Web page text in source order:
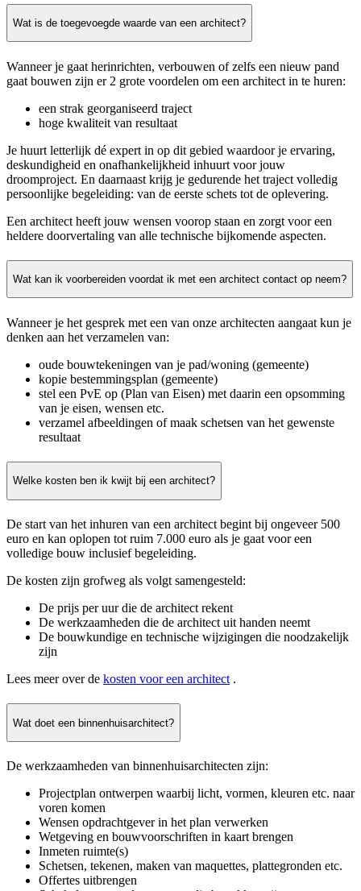
Wat is de toegevoegde waarde van een architect?
Wanneer je gaat herinrichten, verbouwen of zelfs een nieuw pand
gaat bouwen zijn er 2 grote voordelen om een architect in te huren:
een strak georganiseerd traject
hoge kwaliteit van resultaat
Je huurt letterlijk dé expert in op dit gebied waardoor je ervaring,
deskundigheid en onafhankelijkheid inhuurt voor jouw
droomproject. En daarnaast krijg je gedurende het traject volledig
persoonlijke begeleiding: van de eerste schets tot de oplevering.
Een architect heeft jouw wensen voorop staan en zorgt voor een
heldere doorvertaling van alle technische bijkomende aspecten.
Wat kan ik voorbereiden voordat ik met een architect contact op neem?
Wanneer je het gesprek met een van onze architecten aangaat kun je
denken aan het verzamelen van:
oude bouwtekeningen van je pad/woning (gemeente)
kopie bestemmingsplan (gemeente)
stel een PvE op (Plan van Eisen) met daarin een opsomming
van je eisen, wensen etc.
verzamel afbeeldingen of maak schetsen van het gewenste
resultaat
Welke kosten ben ik kwijt bij een architect?
De start van het inhuren van een architect begint bij ongeveer 500
euro en kan oplopen tot ruim 7.000 euro als je gaat voor een
volledige bouw inclusief begeleiding.
De kosten zijn grofweg als volgt samengesteld:
De prijs per uur die de architect rekent
De werkzaamheden die de architect uit handen neemt
De bouwkundige en technische wijzigingen die noodzakelijk
zijn
Lees meer over de kosten voor een architect .
Wat doet een binnenhuisarchitect?
De werkzaamheden van binnenhuisarchitecten zijn:
Projectplan ontwerpen waarbij licht, vormen, kleuren etc. naar
voren komen
Wensen opdrachtgever in het plan verwerken
Wetgeving en bouwvoorschriften in kaart brengen
Inmeten ruimte(s)
Schetsen, tekenen, maken van maquettes, plattegronden etc.
Offertes uitbrengen